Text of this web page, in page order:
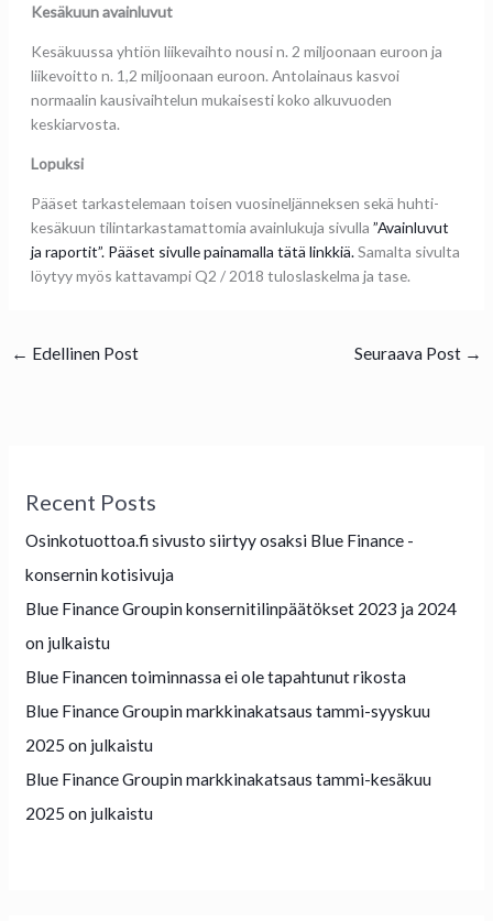
Kesäkuun avainluvut
Kesäkuussa yhtiön liikevaihto nousi n. 2 miljoonaan euroon ja
liikevoitto n. 1,2 miljoonaan euroon. Antolainaus kasvoi
normaalin kausivaihtelun mukaisesti koko alkuvuoden
keskiarvosta.
Lopuksi
Pääset tarkastelemaan toisen vuosineljänneksen sekä huhti-
kesäkuun tilintarkastamattomia avainlukuja sivulla ”Avainluvut
ja raportit”. Pääset sivulle painamalla tätä linkkiä.Samalta sivulta
löytyy myös kattavampi Q2 / 2018 tuloslaskelma ja tase.
← Edellinen Post Seuraava Post →
Recent Posts
Osinkotuottoa.fi sivusto siirtyy osaksi Blue Finance -
konsernin kotisivuja
Blue Finance Groupin konsernitilinpäätökset 2023 ja 2024
on julkaistu
Blue Financen toiminnassa ei ole tapahtunut rikosta
Blue Finance Groupin markkinakatsaus tammi-syyskuu
2025 on julkaistu
Blue Finance Groupin markkinakatsaus tammi-kesäkuu
2025 on julkaistu